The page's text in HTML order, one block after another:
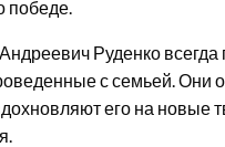
победе.
Руденко всегда
с семьей. Они
его на новые